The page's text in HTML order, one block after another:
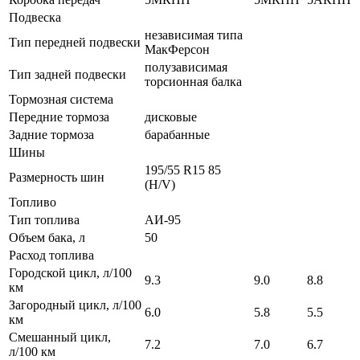
Подвеска
Тип передней подвески
независимая типа
МакФерсон
Тип задней подвески
полузависимая
торсионная балка
Тормозная система
Передние тормоза
дисковые
Задние тормоза
барабанные
Шины
Размерность шин
195/55 R15 85
(H/V)
Топливо
Тип топлива
АИ-95
Объем бака, л
50
Расход топлива
Городской цикл, л/100
км
9.3 9.0
8.8
Загородный цикл, л/100
км
6.0 5.8
5.5
Смешанный цикл,
л/100 км
7.2 7.0
6.7